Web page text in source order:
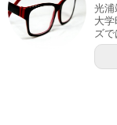
光浦
大
ズ